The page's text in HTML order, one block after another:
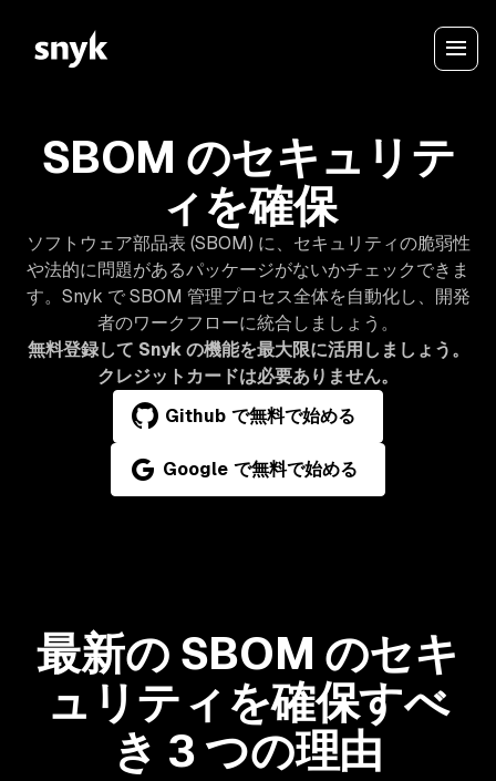
SBOM のセキュリテ
ィを確保
ソフトウェア部品表 (SBOM) に、セキュリティの脆弱性
や法的に問題があるパッケージがないかチェックできま
す。Snyk で SBOM 管理プロセス全体を自動化し、開発
者のワークフローに統合しましょう。
無料登録して Snyk の機能を最大限に活用しましょう。
クレジットカードは必要ありません。
Github で無料で始める
Google で無料で始める
最新の SBOM のセキ
ュリティを確保すべ
き 3 つの理由